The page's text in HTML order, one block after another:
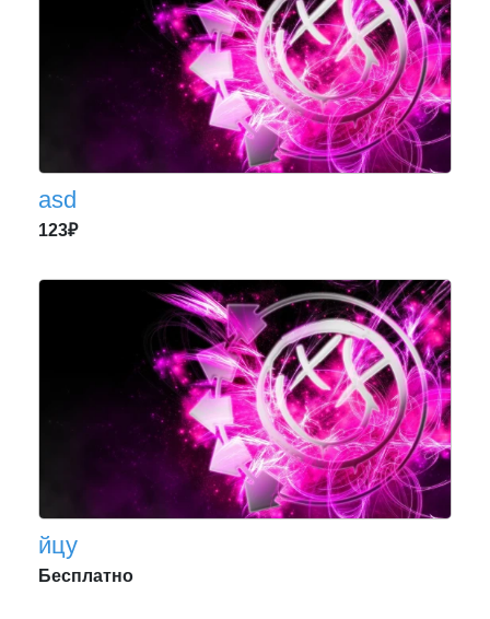
asd
123₽
йцу
Бесплатно